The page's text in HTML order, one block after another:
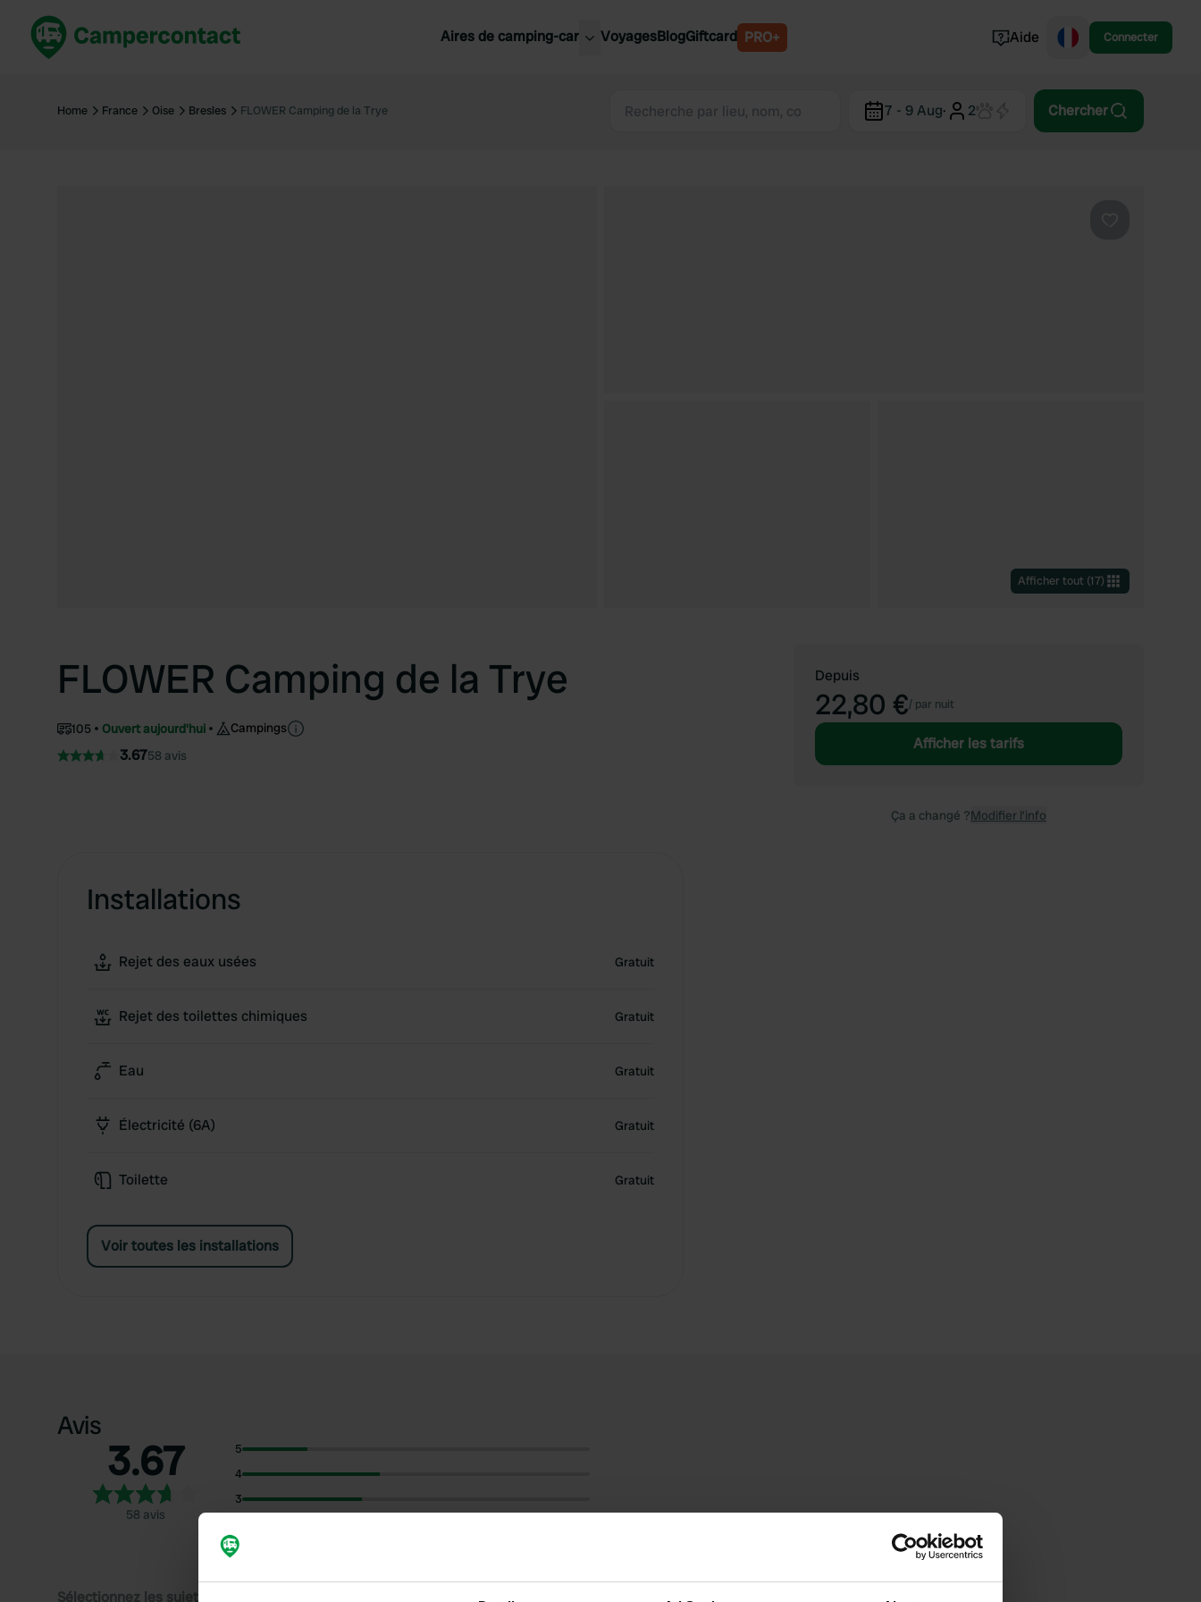
Aires de camping-car
France
France
Slovénie
VoyagesBlogGiftcard PRO+ Aide Connecter
Home France Oise Bresles FLOWER Camping de la Trye 7 - 9 Aug· 2 Chercher
Afficher tout (17)
FLOWER Camping de la Trye
105 Ouvert aujourd'hui Campings
3.6758 avis
Installations
Rejet des eaux usées Gratuit
Rejet des toilettes chimiques Gratuit
Eau Gratuit
Électricité (6A) Gratuit
Toilette Gratuit
Voir toutes les installations
Depuis
22,80 €/ par nuit
Afficher les tarifs
Ça a changé ?Modifier l’info
Avis
3.67
58 avis
5
4
3
1
Sélectionnez les sujets pour lire les critiques :